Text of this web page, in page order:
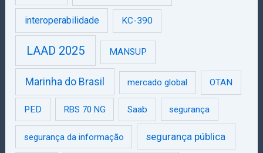
interoperabilidade KC-390
LAAD 2025 MANSUP
Marinha do Brasil mercado global OTAN
PED RBS 70 NG Saab segurança
segurança da informação segurança pública